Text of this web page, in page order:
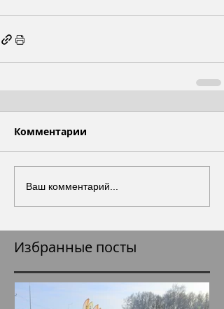
Комментарии
Ваш комментарий...
Избранные посты